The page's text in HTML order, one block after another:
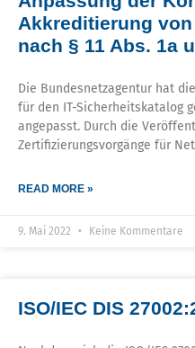
Akkreditierung
nach § 11 Abs. 1a
Die Bundesnetzagentur hat
für den IT-Sicherheitskatalog
angepasst. Durch die
Zertifizierungsvorgänge für
READ MORE »
9. Mai 2022 Keine Kommentare
ISO/IEC DIS